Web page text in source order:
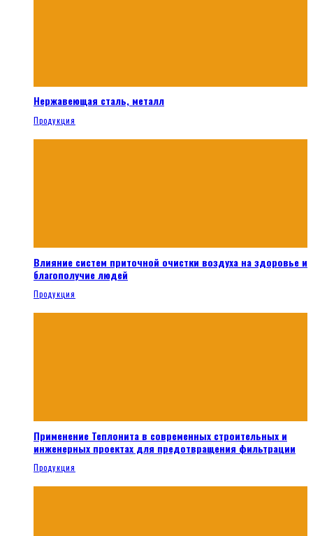
Нержавеющая сталь, металл
Продукция
Влияние систем приточной очистки воздуха на здоровье и
благополучие людей
Продукция
Применение Теплонита в современных строительных и
инженерных проектах для предотвращения фильтрации
Продукция